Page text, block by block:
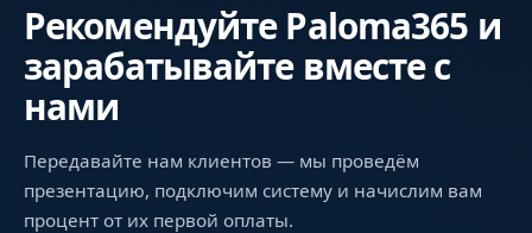
Рекомендуйте Paloma365 и
зарабатывайте вместе с
нами
Передавайте нам клиентов — мы проведём
презентацию, подключим систему и начислим вам
процент от их первой оплаты.